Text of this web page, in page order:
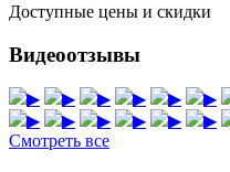
Доступные цены и скидки
Видеоотзывы
▶ ▶ ▶ ▶ ▶ ▶
▶
▶ ▶ ▶ ▶ ▶
Смотреть все